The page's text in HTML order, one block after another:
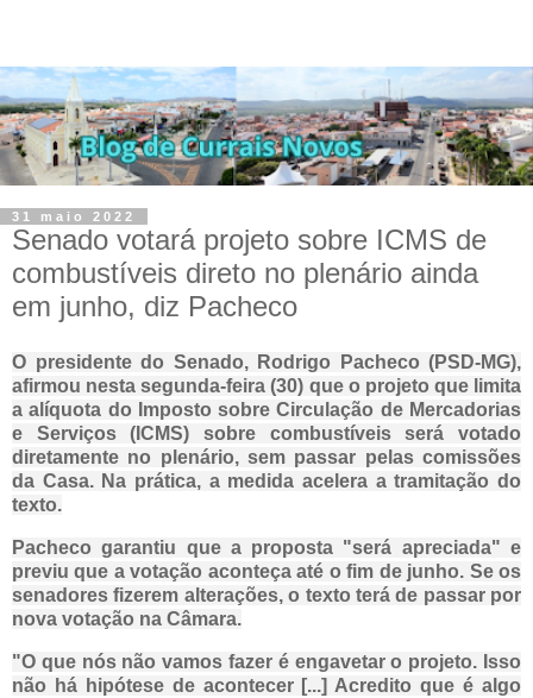
31 maio 2022
Senado votará projeto sobre ICMS de
combustíveis direto no plenário ainda
em junho, diz Pacheco
O presidente do Senado, Rodrigo Pacheco (PSD-MG),
afirmou nesta segunda-feira (30) que o projeto que limita
a alíquota do Imposto sobre Circulação de Mercadorias
e Serviços (ICMS) sobre combustíveis será votado
diretamente no plenário, sem passar pelas comissões
da Casa. Na prática, a medida acelera a tramitação do
texto.
Pacheco garantiu que a proposta "será apreciada" e
previu que a votação aconteça até o fim de junho. Se os
senadores fizerem alterações, o texto terá de passar por
nova votação na Câmara.
"O que nós não vamos fazer é engavetar o projeto. Isso
não há hipótese de acontecer [...] Acredito que é algo